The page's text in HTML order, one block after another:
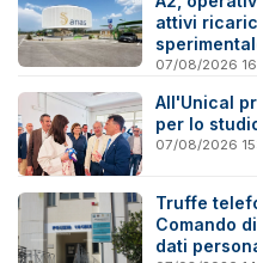
attivi
07/08/2026
All'Unical
per lo
07/08/2026
Truffe
Comando
dati